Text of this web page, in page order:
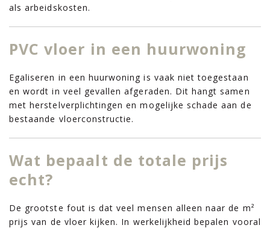
als arbeidskosten.
PVC vloer in een huurwoning
Egaliseren in een huurwoning is vaak niet toegestaan
en wordt in veel gevallen afgeraden. Dit hangt samen
met herstelverplichtingen en mogelijke schade aan de
bestaande vloerconstructie.
Wat bepaalt de totale prijs
echt?
De grootste fout is dat veel mensen alleen naar de m²
prijs van de vloer kijken. In werkelijkheid bepalen vooral